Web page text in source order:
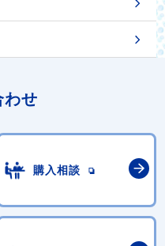
わせ
購入相談